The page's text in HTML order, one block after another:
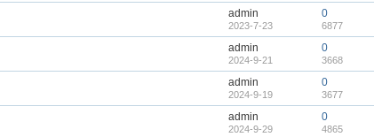
admin
2023-7-23
0
6877
admin
2024-9-21
0
3668
admin
2024-9-19
0
3677
admin
2024-9-29
0
4865